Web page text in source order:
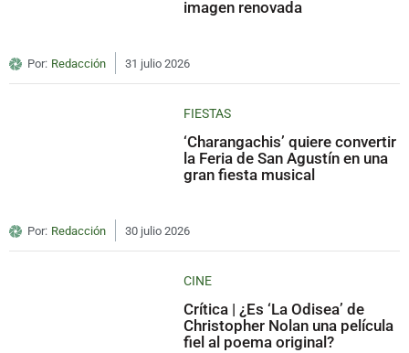
imagen renovada
Por: Redacción 31 julio 2026
FIESTAS
‘Charangachis’ quiere convertir
la Feria de San Agustín en una
gran fiesta musical
Por: Redacción 30 julio 2026
CINE
Crítica | ¿Es ‘La Odisea’ de
Christopher Nolan una película
fiel al poema original?